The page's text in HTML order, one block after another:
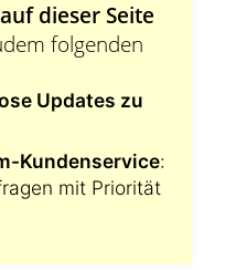
dieser Seite
folgenden
Updates zu
Kundenservice:
mit Priorität